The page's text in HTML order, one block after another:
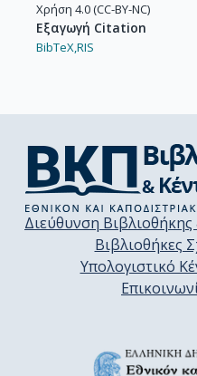
Χρήση 4.0 (CC-BY-NC)
Εξαγωγή Citation
BibTeX,RIS
Διεύθυνση
Βιβλιοθήκες
Υπολογιστικό